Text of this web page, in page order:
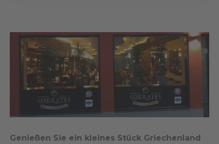
Genießen Sie ein kleines Stück Griechenland